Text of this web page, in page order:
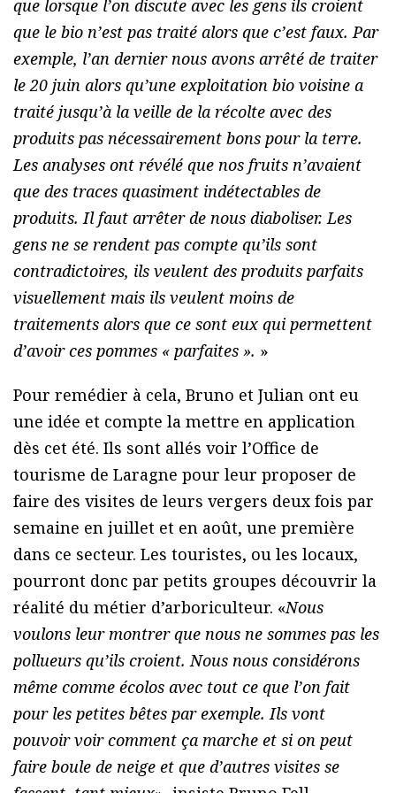
que lorsque l’on discute avec les gens ils croient
que le bio n’est pas traité alors que c’est faux. Par
exemple, l’an dernier nous avons arrêté de traiter
le 20 juin alors qu’une exploitation bio voisine a
traité jusqu’à la veille de la récolte avec des
produits pas nécessairement bons pour la terre.
Les analyses ont révélé que nos fruits n’avaient
que des traces quasiment indétectables de
produits. Il faut arrêter de nous diaboliser. Les
gens ne se rendent pas compte qu’ils sont
contradictoires, ils veulent des produits parfaits
visuellement mais ils veulent moins de
traitements alors que ce sont eux qui permettent
d’avoir ces pommes « parfaites ». »
Pour remédier à cela, Bruno et Julian ont eu
une idée et compte la mettre en application
dès cet été. Ils sont allés voir l’Office de
tourisme de Laragne pour leur proposer de
faire des visites de leurs vergers deux fois par
semaine en juillet et en août, une première
dans ce secteur. Les touristes, ou les locaux,
pourront donc par petits groupes découvrir la
réalité du métier d’arboriculteur. «Nous
voulons leur montrer que nous ne sommes pas les
pollueurs qu’ils croient. Nous nous considérons
même comme écolos avec tout ce que l’on fait
pour les petites bêtes par exemple. Ils vont
pouvoir voir comment ça marche et si on peut
faire boule de neige et que d’autres visites se